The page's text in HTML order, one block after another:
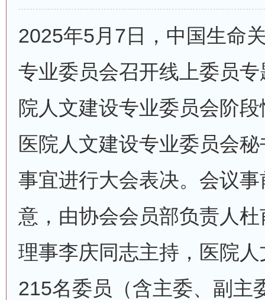
2025年5月7日，中国生命
专业委员会召开线上委员
院人文建设专业委员会阶
医院人文建设专业委员会
事宜进行大会表决。会议
意，由协会会员部负责人
理事李庆同志主持，医院
215名委员（含主委、副主